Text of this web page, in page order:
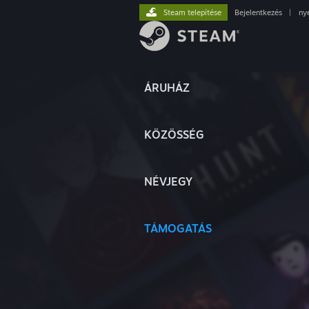
ÁRUHÁZ
KÖZÖSSÉG
NÉVJEGY
TÁMOGATÁS
Steam telepítése Bejelentkezés